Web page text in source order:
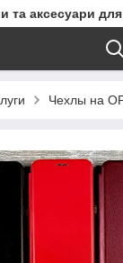
аксесуари
Чехлы на